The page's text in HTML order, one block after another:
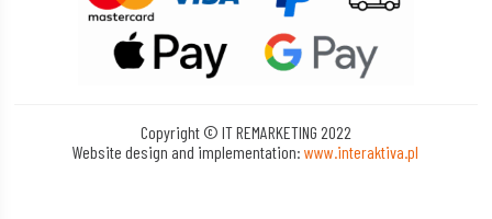
Copyright © IT REMARKETING 2022
Website design and implementation:www.interaktiva.pl